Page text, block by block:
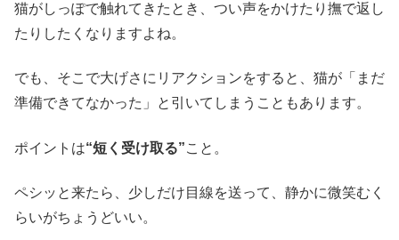
猫がしっぽで触れてきたとき、つい声をかけたり撫で返し
たりしたくなりますよね。
でも、そこで大げさにリアクションをすると、猫が「まだ
準備できてなかった」と引いてしまうこともあります。
ポイントは“短く受け取る”こと。
ペシッと来たら、少しだけ目線を送って、静かに微笑むく
らいがちょうどいい。